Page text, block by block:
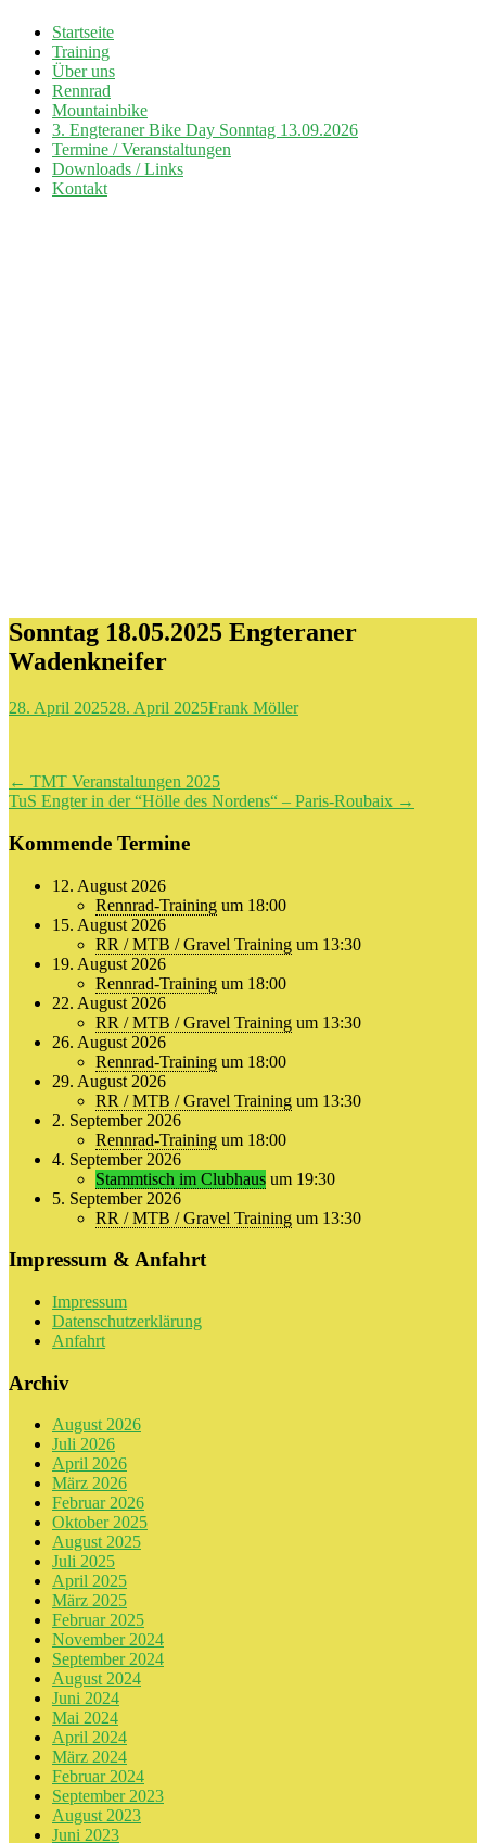
Zum
Inhalt
springen
Radsport TuS Engter
Startseite
Training
Über uns
Rennrad
Mountainbike
3. Engteraner Bike Day Sonntag 13.09.2026
Termine / Veranstaltungen
Downloads / Links
Kontakt
Sonntag 18.05.2025 Engteraner
Wadenkneifer
28. April 202528. April 2025Frank Möller
Beitragsnavigation
← TMT Veranstaltungen 2025
TuS Engter in der “Hölle des Nordens“ – Paris-Roubaix →
Kommende Termine
12. August 2026
Rennrad-Training um 18:00
15. August 2026
RR / MTB / Gravel Training um 13:30
19. August 2026
Rennrad-Training um 18:00
22. August 2026
RR / MTB / Gravel Training um 13:30
26. August 2026
Rennrad-Training um 18:00
29. August 2026
RR / MTB / Gravel Training um 13:30
2. September 2026
Rennrad-Training um 18:00
4. September 2026
Stammtisch im Clubhaus um 19:30
5. September 2026
RR / MTB / Gravel Training um 13:30
Impressum & Anfahrt
Impressum
Datenschutzerklärung
Anfahrt
Archiv
August 2026
Juli 2026
April 2026
März 2026
Februar 2026
Oktober 2025
August 2025
Juli 2025
April 2025
März 2025
Februar 2025
November 2024
September 2024
August 2024
Juni 2024
Mai 2024
April 2024
März 2024
Februar 2024
September 2023
August 2023
Juni 2023